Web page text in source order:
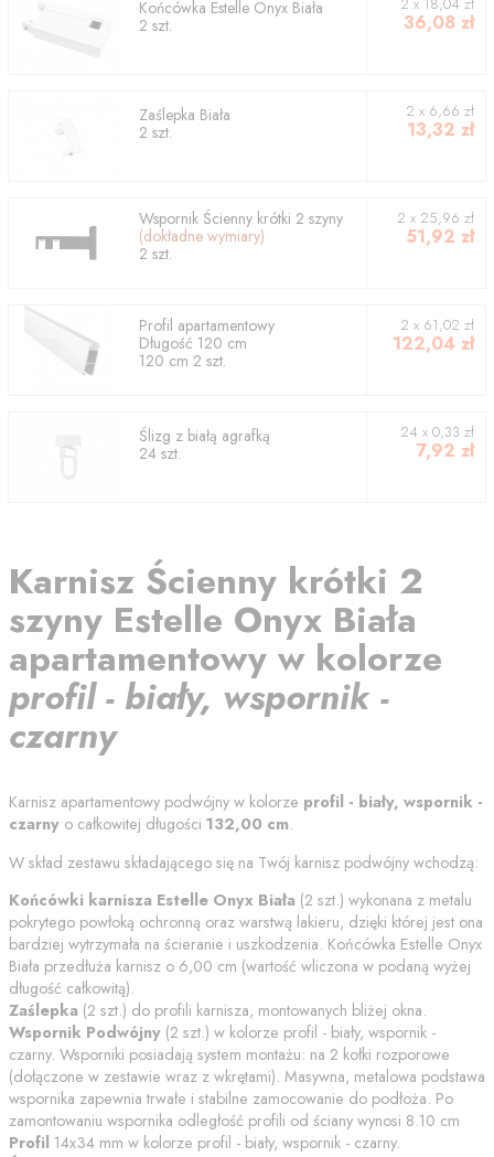
Końcówka Estelle Onyx Biała
2 szt. 36,08 zł
Zaślepka Biała
2 szt.
2 x 6,66 zł
13,32 zł
Wspornik Ścienny krótki 2 szyny
(dokładne wymiary)
2 szt.
2 x 25,96 zł
51,92 zł
Profil apartamentowy
Długość 120 cm
120 cm 2 szt.
2 x 61,02 zł
122,04 zł
Ślizg z białą agrafką
24 szt.
24 x 0,33 zł
7,92 zł
Karnisz Ścienny krótki 2
szyny Estelle Onyx Biała
apartamentowy w kolorze
profil - biały, wspornik -
czarny
Karnisz apartamentowy podwójny w kolorze profil - biały, wspornik -
czarny o całkowitej długości 132,00 cm.
W skład zestawu składającego się na Twój karnisz podwójny wchodzą:
Końcówki karnisza Estelle Onyx Biała (2 szt.) wykonana z metalu
pokrytego powłoką ochronną oraz warstwą lakieru, dzięki której jest ona
bardziej wytrzymała na ścieranie i uszkodzenia. Końcówka Estelle Onyx
Biała przedłuża karnisz o 6,00 cm (wartość wliczona w podaną wyżej
długość całkowitą).
Zaślepka (2 szt.) do profili karnisza, montowanych bliżej okna.
Wspornik Podwójny (2 szt.) w kolorze profil - biały, wspornik -
czarny. Wsporniki posiadają system montażu: na 2 kołki rozporowe
(dołączone w zestawie wraz z wkrętami). Masywna, metalowa podstawa
wspornika zapewnia trwałe i stabilne zamocowanie do podłoża. Po
zamontowaniu wspornika odległość profili od ściany wynosi 8.10 cm
Profil 14x34 mm w kolorze profil - biały, wspornik - czarny.